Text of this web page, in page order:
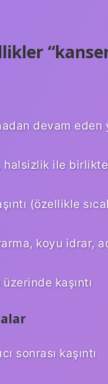
devam eden
ile birlikte
(özellikle
koyu idrar,
kaşıntı
sonrası kaşıntı